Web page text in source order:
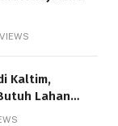
VIEWS
Kaltim,
Lahan